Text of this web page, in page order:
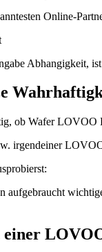
Online-
Abhangigkeit,
ob Wafer
irgendeiner
aufgebraucht